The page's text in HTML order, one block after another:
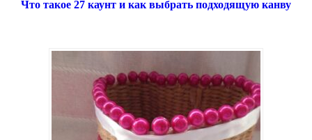
Что такое 27 каунт и как выбрать подходящую канву